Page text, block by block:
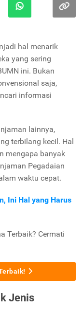
hal menarik
yang sering
ini. Bukan
saja,
informasi
lainnya,
terbilang kecil. Hal
mengapa banyak
Pegadaian
waktu cepat.
Ini Hal yang Harus
Terbaik? Cermati
Jenis